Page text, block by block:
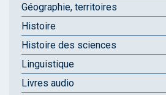
Géographie, territoires
Histoire
Histoire des sciences
Linguistique
Livres audio